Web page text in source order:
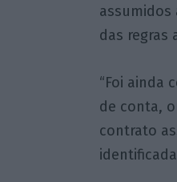
assumidos
das regras
“Foi ainda
de conta,
contrato